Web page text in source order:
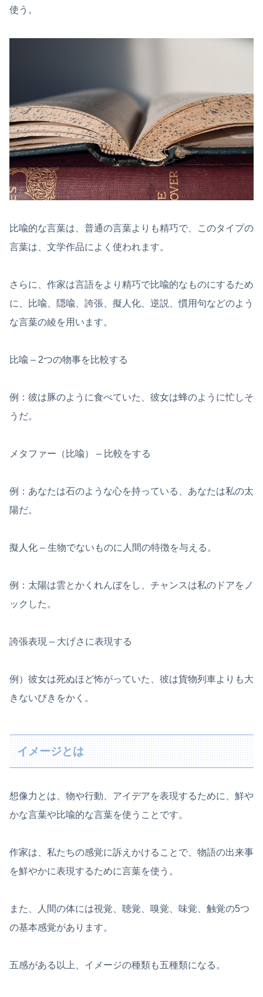
使う。
比喩的な言葉は、普通の言葉よりも精巧で、このタイプの
言葉は、文学作品によく使われます。
さらに、作家は言語をより精巧で比喩的なものにするため
に、比喩、隠喩、誇張、擬人化、逆説、慣用句などのよう
な言葉の綾を用います。
比喩 – 2つの物事を比較する
例：彼は豚のように食べていた、彼女は蜂のように忙しそ
うだ。
メタファー（比喩） – 比較をする
例：あなたは石のような心を持っている、あなたは私の太
陽だ。
擬人化 – 生物でないものに人間の特徴を与える。
例：太陽は雲とかくれんぼをし、チャンスは私のドアをノ
ックした。
誇張表現 – 大げさに表現する
例）彼女は死ぬほど怖がっていた、彼は貨物列車よりも大
きないびきをかく。
イメージとは
想像力とは、物や行動、アイデアを表現するために、鮮や
かな言葉や比喩的な言葉を使うことです。
作家は、私たちの感覚に訴えかけることで、物語の出来事
を鮮やかに表現するために言葉を使う。
また、人間の体には視覚、聴覚、嗅覚、味覚、触覚の5つ
の基本感覚があります。
五感がある以上、イメージの種類も五種類になる。